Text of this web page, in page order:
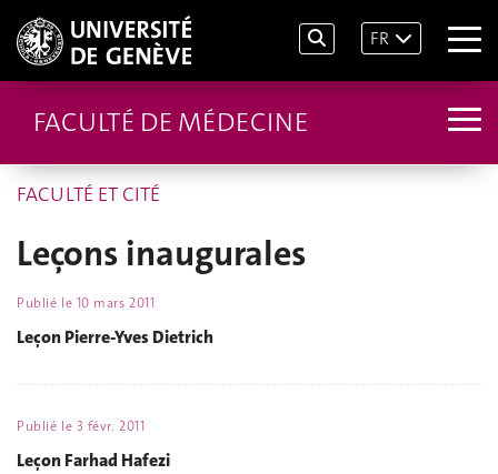
FR
FACULTÉ DE MÉDECINE
FACULTÉ ET CITÉ
Leçons inaugurales
Publié le 10 mars 2011
Leçon Pierre-Yves Dietrich
Publié le 3 févr. 2011
Leçon Farhad Hafezi